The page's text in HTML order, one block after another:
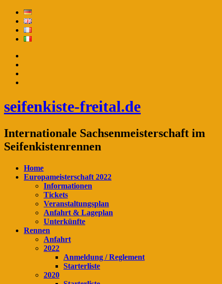
seifenkiste-freital.de
Internationale Sachsenmeisterschaft im
Seifenkistenrennen
Home
Europameisterschaft 2022
Informationen
Tickets
Veranstaltungsplan
Anfahrt & Lageplan
Unterkünfte
Rennen
Anfahrt
2022
Anmeldung / Reglement
Starterliste
2020